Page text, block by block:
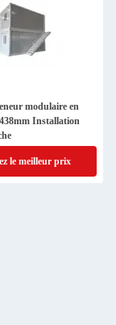
modulaire en
Installation
le meilleur prix